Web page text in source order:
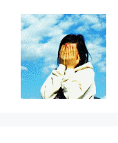
content